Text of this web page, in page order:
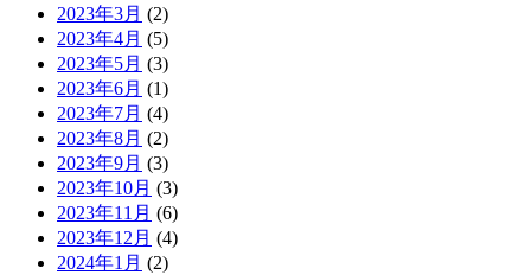
2023年3月 (2)
2023年4月 (5)
2023年5月 (3)
2023年6月 (1)
2023年7月 (4)
2023年8月 (2)
2023年9月 (3)
2023年10月 (3)
2023年11月 (6)
2023年12月 (4)
2024年1月 (2)